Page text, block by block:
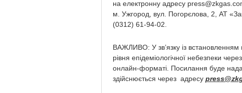
на електронну адресу
м. Ужгород, вул. Погорєлова, 2, АТ
(0312) 61-94-02.
ВАЖЛИВО: У зв’язку із встановленням
рівня епідеміологічної небезпеки
онлайн-форматі. Посилання буде
здійснюється через адресу